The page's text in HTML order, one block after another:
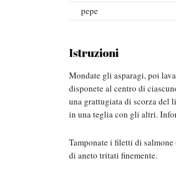
pepe
Istruzioni
Mondate gli asparagi, poi
disponete al centro di
una grattugiata di scorza del
in una teglia con gli altri.
Tamponate i filetti di
di aneto tritati finemente.